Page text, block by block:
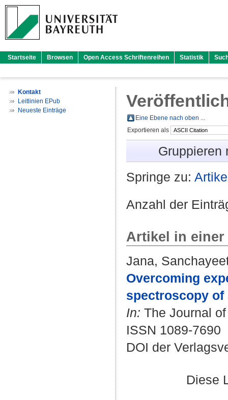
Startseite Browsen Open Access Schriftenreihen Statistik
Kontakt
Leitlinien EPub
Neueste Einträge
Eine Ebene nach oben ...
Exportieren als
Gruppieren
Springe zu:
Anzahl der
Artikel in
Jana,
Overcoming
spectroscopy of
In: The Journal
ISSN 1089-7690
DOI der
Diese